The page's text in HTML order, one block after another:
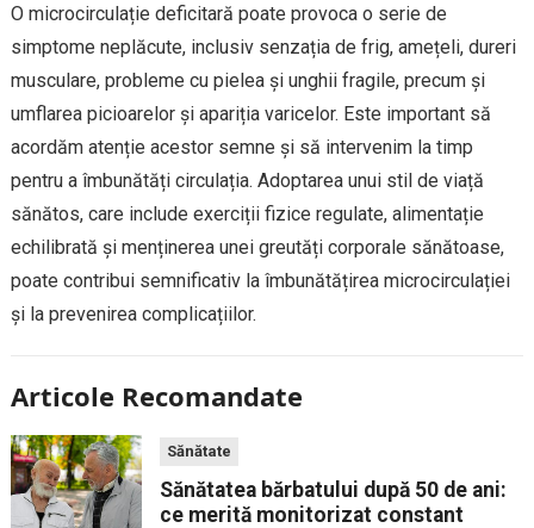
O microcirculație deficitară poate provoca o serie de
simptome neplăcute, inclusiv senzația de frig, amețeli, dureri
musculare, probleme cu pielea și unghii fragile, precum și
umflarea picioarelor și apariția varicelor. Este important să
acordăm atenție acestor semne și să intervenim la timp
pentru a îmbunătăți circulația. Adoptarea unui stil de viață
sănătos, care include exerciții fizice regulate, alimentație
echilibrată și menținerea unei greutăți corporale sănătoase,
poate contribui semnificativ la îmbunătățirea microcirculației
și la prevenirea complicațiilor.
Articole Recomandate
Sănătate
Sănătatea bărbatului după 50 de ani:
ce merită monitorizat constant